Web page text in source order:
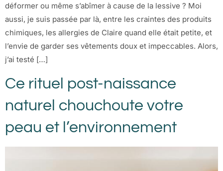
déformer ou même s’abîmer à cause de la lessive ? Moi
aussi, je suis passée par là, entre les craintes des produits
chimiques, les allergies de Claire quand elle était petite, et
l’envie de garder ses vêtements doux et impeccables. Alors,
j’ai testé […]
Ce rituel post-naissance
naturel chouchoute votre
peau et l’environnement